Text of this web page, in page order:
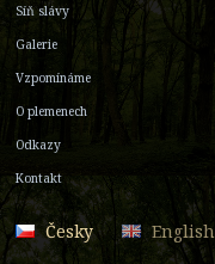
Síň slávy
Galerie
Vzpomínáme
O plemenech
Odkazy
Kontakt
Česky English